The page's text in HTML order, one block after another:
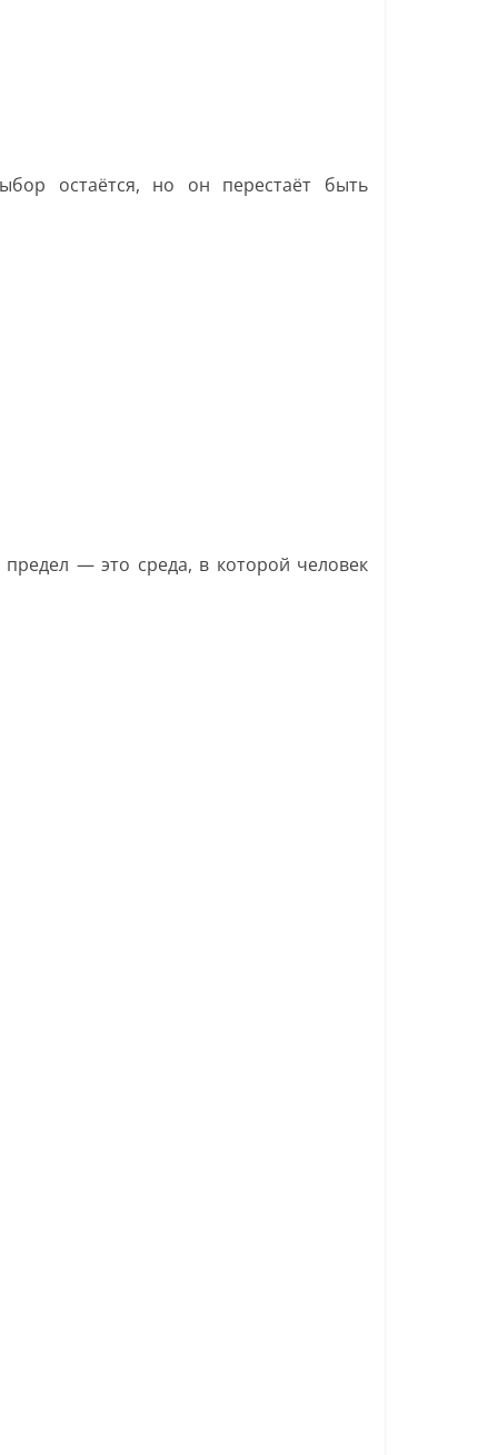
остаётся, но он перестаёт быть
— это среда, в которой человек